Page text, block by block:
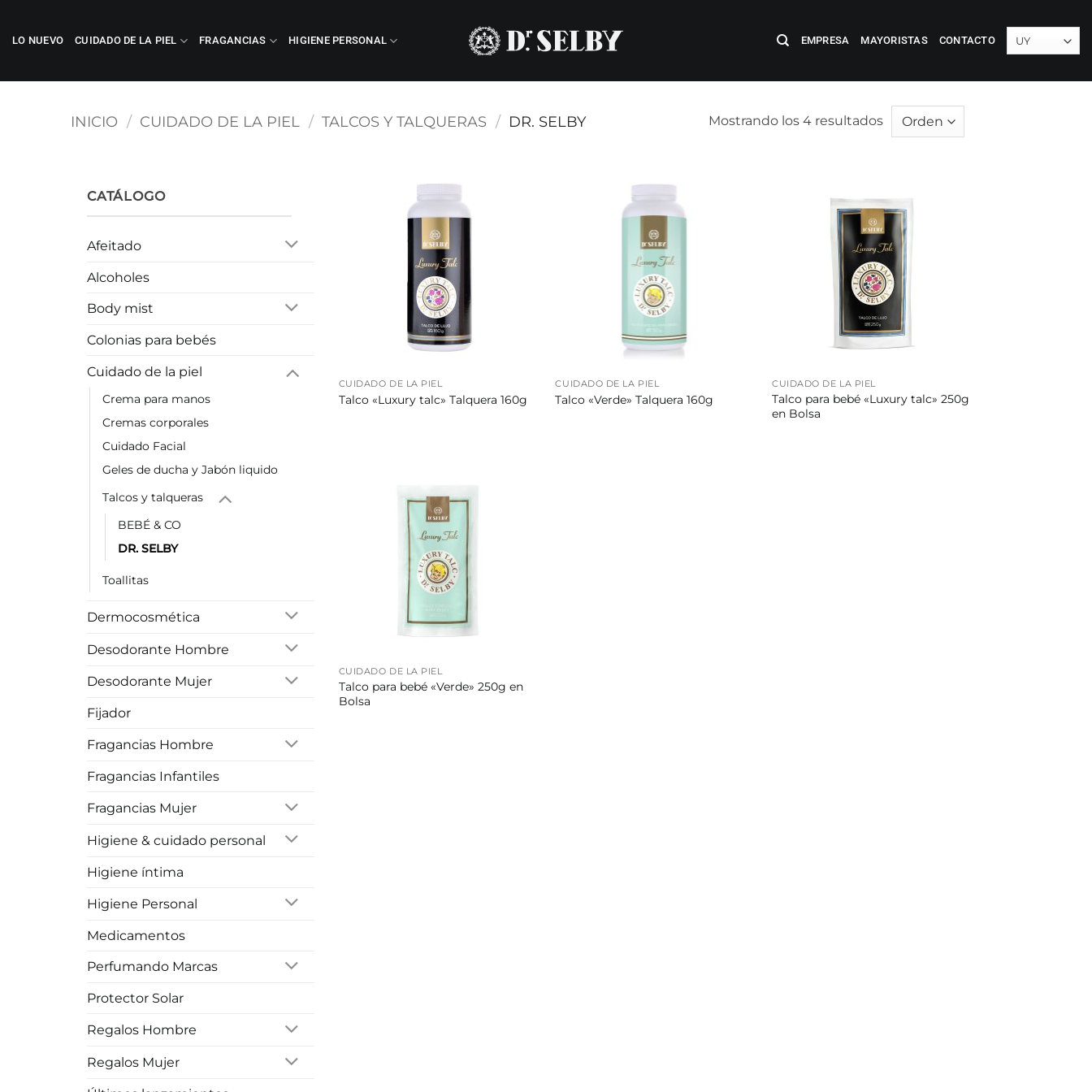
LO NUEVO CUIDADO DE LA PIEL FRAGANCIAS HIGIENE PERSONAL EMPRESA MAYORISTAS CONTACTO
INICIO / CUIDADO DE LA PIEL / TALCOS Y TALQUERAS / DR. SELBY Mostrando los 4 resultados
CATÁLOGO
Afeitado
Alcoholes
Body mist
Colonias para bebés
Cuidado de la piel
Crema para manos
Cremas corporales
Cuidado Facial
Geles de ducha y Jabón liquido
Talcos y talqueras
BEBÉ & CO
DR. SELBY
Toallitas
Dermocosmética
Desodorante Hombre
Desodorante Mujer
Fijador
Fragancias Hombre
Fragancias Infantiles
Fragancias Mujer
Higiene & cuidado personal
Higiene íntima
Higiene Personal
Medicamentos
Perfumando Marcas
Protector Solar
Regalos Hombre
Regalos Mujer
CUIDADO DE LA PIEL
Talco «Luxury talc» Talquera 160g
CUIDADO DE LA PIEL
Talco «Verde» Talquera 160g
CUIDADO DE LA PIEL
Talco para bebé «Luxury talc» 250g
en Bolsa
CUIDADO DE LA PIEL
Talco para bebé «Verde» 250g en
Bolsa